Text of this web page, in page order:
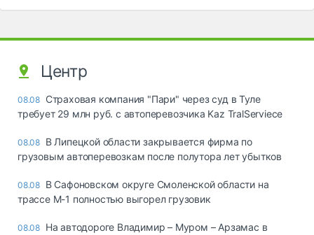
Центр
08.08 Страховая компания "Пари" через суд в Туле
требует 29 млн руб. с автоперевозчика Kaz TralServiece
08.08 В Липецкой области закрывается фирма по
грузовым автоперевозкам после полутора лет убытков
08.08 В Сафоновском округе Смоленской области на
трассе М-1 полностью выгорел грузовик
08.08 На автодороге Владимир – Муром – Арзамас в